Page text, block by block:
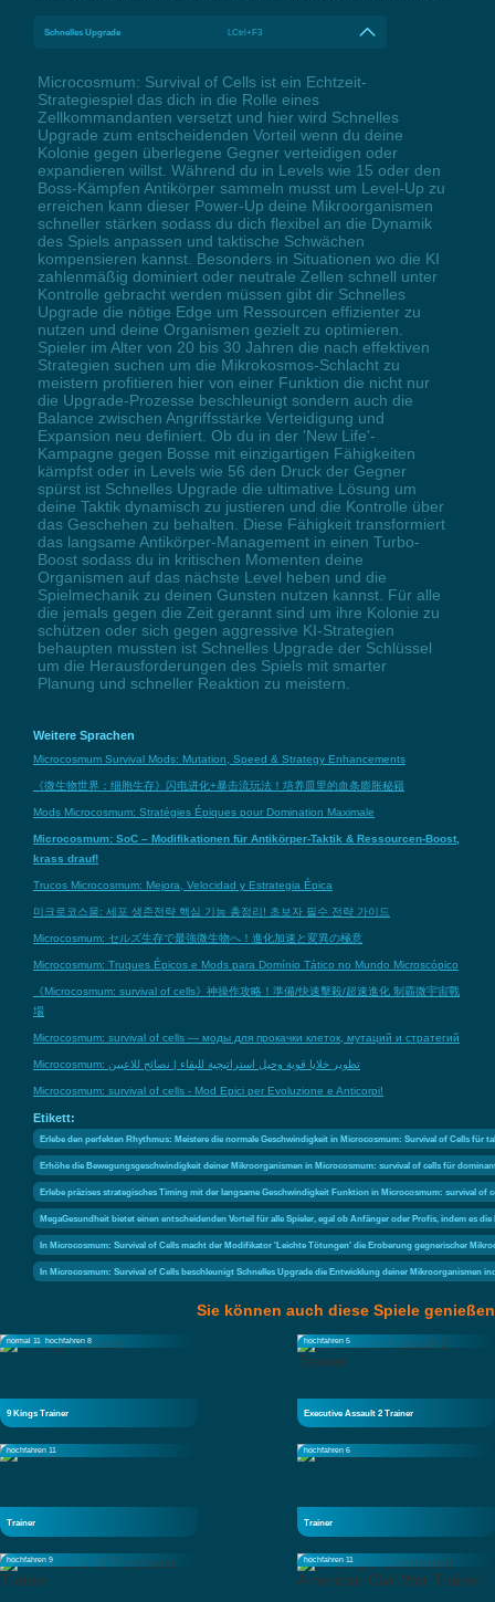
Schnelles Upgrade LCtrl+F3
Microcosmum: Survival of Cells ist ein Echtzeit-
Strategiespiel das dich in die Rolle eines
Zellkommandanten versetzt und hier wird Schnelles
Upgrade zum entscheidenden Vorteil wenn du deine
Kolonie gegen überlegene Gegner verteidigen oder
expandieren willst. Während du in Levels wie 15 oder den
Boss-Kämpfen Antikörper sammeln musst um Level-Up zu
erreichen kann dieser Power-Up deine Mikroorganismen
schneller stärken sodass du dich flexibel an die Dynamik
des Spiels anpassen und taktische Schwächen
kompensieren kannst. Besonders in Situationen wo die KI
zahlenmäßig dominiert oder neutrale Zellen schnell unter
Kontrolle gebracht werden müssen gibt dir Schnelles
Upgrade die nötige Edge um Ressourcen effizienter zu
nutzen und deine Organismen gezielt zu optimieren.
Spieler im Alter von 20 bis 30 Jahren die nach effektiven
Strategien suchen um die Mikrokosmos-Schlacht zu
meistern profitieren hier von einer Funktion die nicht nur
die Upgrade-Prozesse beschleunigt sondern auch die
Balance zwischen Angriffsstärke Verteidigung und
Expansion neu definiert. Ob du in der 'New Life'-
Kampagne gegen Bosse mit einzigartigen Fähigkeiten
kämpfst oder in Levels wie 56 den Druck der Gegner
spürst ist Schnelles Upgrade die ultimative Lösung um
deine Taktik dynamisch zu justieren und die Kontrolle über
das Geschehen zu behalten. Diese Fähigkeit transformiert
das langsame Antikörper-Management in einen Turbo-
Boost sodass du in kritischen Momenten deine
Organismen auf das nächste Level heben und die
Spielmechanik zu deinen Gunsten nutzen kannst. Für alle
die jemals gegen die Zeit gerannt sind um ihre Kolonie zu
schützen oder sich gegen aggressive KI-Strategien
behaupten mussten ist Schnelles Upgrade der Schlüssel
um die Herausforderungen des Spiels mit smarter
Planung und schneller Reaktion zu meistern.
Weitere Sprachen
Microcosmum Survival Mods: Mutation, Speed & Strategy Enhancements
《微生物世界：细胞生存》闪电进化+暴击流玩法！培养皿里的血条膨胀秘籍
Mods Microcosmum: Stratégies Épiques pour Domination Maximale
Microcosmum: SoC – Modifikationen für Antikörper-Taktik & Ressourcen-Boost,
krass drauf!
Trucos Microcosmum: Mejora, Velocidad y Estrategia Épica
미크로코스뭄: 세포 생존전략 핵심 기능 총정리! 초보자 필수 전략 가이드
Microcosmum: セルズ生存で最強微生物へ！進化加速と変異の極意
Microcosmum: Truques Épicos e Mods para Domínio Tático no Mundo Microscópico
《Microcosmum: survival of cells》神操作攻略！準備/快速擊殺/超速進化 制霸微宇宙戰
場
Microcosmum: survival of cells — моды для прокачки клеток, мутаций и стратегий
Microcosmum: تطوير خلايا قوية وحيل استراتيجية للبقاء | نصائح للاعبين
Microcosmum: survival of cells - Mod Epici per Evoluzione e Anticorpi!
Etikett:
Erlebe den perfekten Rhythmus: Meistere die normale Geschwindigkeit in Microcosmum: Survival of Cells für
Erhöhe die Bewegungsgeschwindigkeit deiner Mikroorganismen in Microcosmum: survival of cells für
Erlebe präzises strategisches Timing mit der langsame Geschwindigkeit Funktion in Microcosmum: survival
MegaGesundheit bietet einen entscheidenden Vorteil für alle Spieler, egal ob Anfänger oder Profis, indem es
In Microcosmum: Survival of Cells macht der Modifikator 'Leichte Tötungen' die Eroberung gegnerischer
In Microcosmum: Survival of Cells beschleunigt Schnelles Upgrade die Entwicklung deiner
Sie können auch diese Spiele genießen
normal 11 hochfahren 8
9 Kings Trainer
hochfahren 5
Executive Assault 2 Trainer
hochfahren 11
Trainer
hochfahren 6
Trainer
hochfahren 9 hochfahren 11